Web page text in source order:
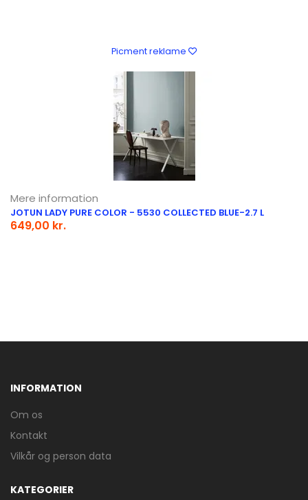
Picment reklame
Mere information
JOTUN LADY PURE COLOR - 5530 COLLECTED BLUE-2.7 L
649,00 kr.
INFORMATION
Om os
Kontakt
Vilkår og person data
KATEGORIER